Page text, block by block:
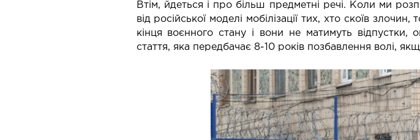
Втім, йдеться і про більш предметні речі. Коли ми
від російської моделі мобілізації тих, хто скоїв
кінця воєнного стану і вони не матимуть відпустки,
стаття, яка передбачає 8-10 років позбавлення волі,